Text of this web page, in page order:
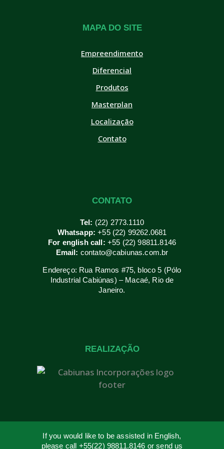
MAPA DO SITE
Empreendimento
Diferencial
Produtos
Masterplan
Localização
Contato
CONTATO
Tel: (22) 2773.1110
Whatsapp: +55 (22) 99262.0681
For english call: +55 (22) 98811.8146
Email: contato@cabiunas.com.br
Endereço: Rua Ramos #75, bloco 5 (Pólo
Industrial Cabiúnas) – Macaé, Rio de
Janeiro.
REALIZAÇÃO
If you would like to be assisted in English,
please call +55(22) 98811.8146 or send us